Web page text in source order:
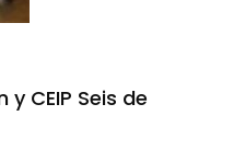
CEIP Seis de